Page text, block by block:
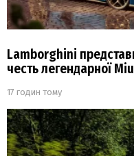
Lamborghini
честь легендарної
17 годин тому